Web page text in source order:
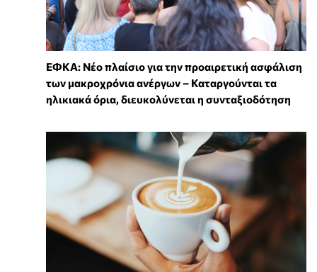
ΕΦΚΑ: Νέο πλαίσιο για την προαιρετική ασφάλιση
των μακροχρόνια ανέργων – Καταργούνται τα
ηλικιακά όρια, διευκολύνεται η συνταξιοδότηση